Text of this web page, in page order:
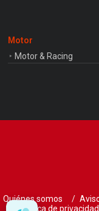
Motor
Motor & Racing
Quiénes somos
Política de privacidad